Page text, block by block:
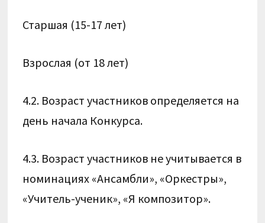
Старшая (15-17 лет)
Взрослая (от 18 лет)
4.2. Возраст участников определяется на
день начала Конкурса.
4.3. Возраст участников не учитывается в
номинациях «Ансамбли», «Оркестры»,
«Учитель-ученик», «Я композитор».